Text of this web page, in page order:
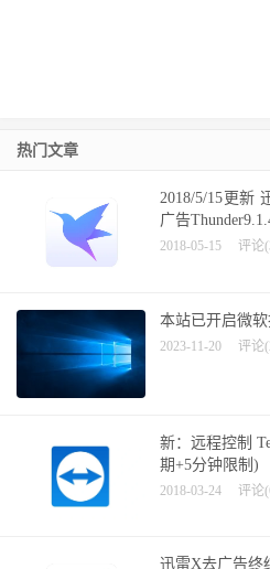
热门文章
2018/5/15更新
广告
2018-05-15 评论
本站已开启微
2023-11-20 评论
新：远程控制
期+5分钟限制)
2018-03-24 评论
迅雷X去广告终